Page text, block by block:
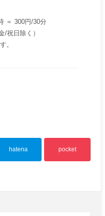
＝ 300円/30分
/祝日除く）
。
hatena pocket